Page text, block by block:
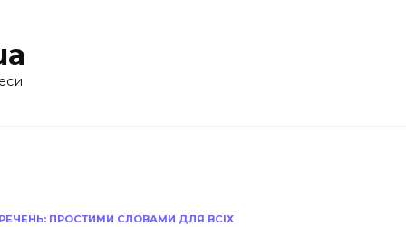
ПРОСТИМИ СЛОВАМИ ДЛЯ ВСІХ